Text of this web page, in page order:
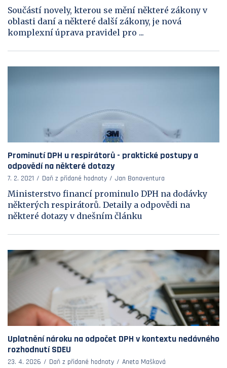
Součástí novely, kterou se mění některé zákony v
oblasti daní a některé další zákony, je nová
komplexní úprava pravidel pro ...
Prominutí DPH u respirátorů - praktické postupy a
odpovědí na některé dotazy
7. 2. 2021 Daň z přidané hodnoty Jan Bonaventura
Ministerstvo financí prominulo DPH na dodávky
některých respirátorů. Detaily a odpovědi na
některé dotazy v dnešním článku
Uplatnění nároku na odpočet DPH v kontextu nedávného
rozhodnutí SDEU
23. 4. 2026 Daň z přidané hodnoty Aneta Mašková